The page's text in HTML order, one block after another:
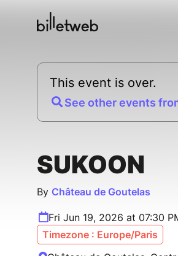
This event is over.
See other events
SUKOON
By Château de Goutelas
Fri Jun 19, 2026 at 07:30
Timezone : Europe/Paris